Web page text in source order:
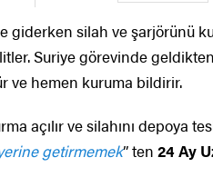
giderken silah ve şarjörünü
Suriye görevinde
ve hemen kuruma bildirir.
açılır ve silahını depoya
getirmemek” ten 24 Ay